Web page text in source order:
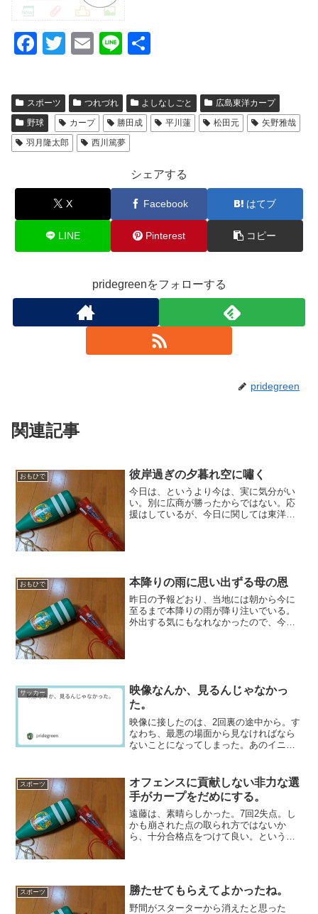
F
c
e
b
o
T
tt
er
E
ail
Li
e
スポーツ つれづれ よしなしごと
広島東洋カープ
野球
カープ 勝田成 平川蓮 松田元
矢野雅哉
羽月隆太郎
西川篤夢
シェアする
X Facebook はてブ
LINE Pinterest コピー
pridegreenをフォローする
pridegreen
関連記事
おもひで 彼岸過ぎの夕暮れ空に嘯く
今日は、というより今は、実に気分がい
い。別に広商が勝ったからではない。応
援はしているが、今日に関しては東洋を
おもひで 本降りの雨に思い出ずる母の恩
昨日の予報どおり、当地には朝から今に
至るまで本降りの雨が降り注いでいる。
外出する気にもなれなかったので、今日
サッカー
映像なんか、見るんじゃなかっ
た。
映像に接したのは、2回裏の途中から。す
なわち、最悪の場面から見なければなら
ないことになってしまった。あのイニン
もまた野球だ。しかし、カープがひっく
り返せなかった以上、4...
スポーツ
オフェンスに貢献しない非力な選
手がカープをだめにする。
遠藤は、素晴らしかった。7回2失点。し
かも崩された点の取られ方ではないか
ら、十分合格点をつけて良い。というよ
井のミスでもある。まあ、今...
スポーツ 勝たせてもらえてよかったね。
野間がスターターから消えたと思った